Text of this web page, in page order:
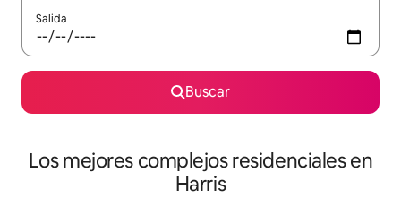
Salida
Buscar
Los mejores complejos residenciales en
Harris